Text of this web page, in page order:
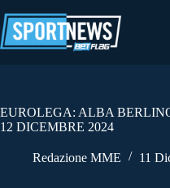
al
contenuto
EUROLEGA: ALBA
12 DICEMBRE 2024
Redazione MME 11